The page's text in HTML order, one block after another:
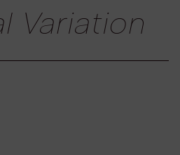
Variation